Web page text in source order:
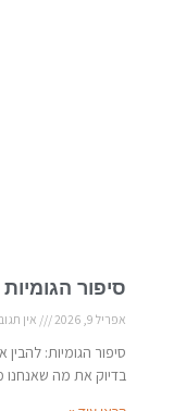
סיפור הגומיות
אפריל 9, 2026 אין
סיפור הגומיות:
בדיוק את מה שאנחנו